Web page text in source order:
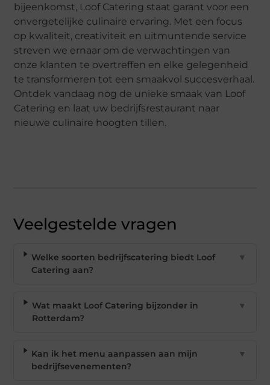
bijeenkomst, Loof Catering staat garant voor een
onvergetelijke culinaire ervaring. Met een focus
op kwaliteit, creativiteit en uitmuntende service
streven we ernaar om de verwachtingen van
onze klanten te overtreffen en elke gelegenheid
te transformeren tot een smaakvol succesverhaal.
Ontdek vandaag nog de unieke smaak van Loof
Catering en laat uw bedrijfsrestaurant naar
nieuwe culinaire hoogten tillen.
Veelgestelde vragen
Welke soorten bedrijfscatering biedt Loof
Catering aan?
▼
Wat maakt Loof Catering bijzonder in
Rotterdam?
▼
Kan ik het menu aanpassen aan mijn
bedrijfsevenementen?
▼